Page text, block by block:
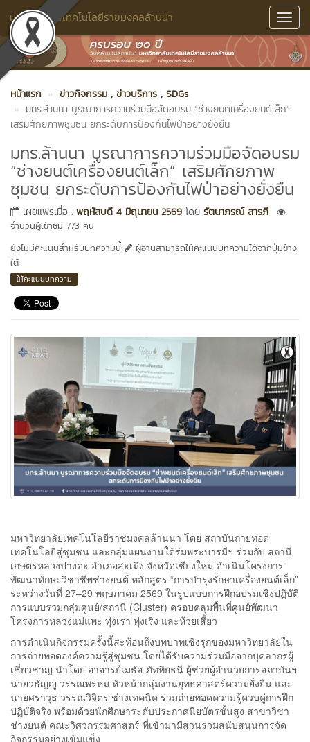
มหาวิทยาลัยเทคโนโลยีราชมงคลล้านนา
หน้าแรก ข่าวกิจกรรม , ข่าวบริการ , SDGs
มทร.ล้านนา บูรณาการความร่วมมือจัดอบรม “ช่างยนต์เครื่องยนต์เล็ก”
เสริมศักยภาพชุมชน ยกระดับการป้องกันไฟป่าอย่างยั่งยืน
มทร.ล้านนา บูรณาการความร่วมมือจัดอบรม
“ช่างยนต์เครื่องยนต์เล็ก” เสริมศักยภาพ
ชุมชน ยกระดับการป้องกันไฟป่าอย่างยั่งยืน
เผยแพร่เมื่อ : พฤหัสบดี 4 มิถุนายน 2569 โดย รัตนาภรณ์ สารภี
จำนวนผู้เข้าชม 773 คน
ยังไม่มีคะแนนสำหรับบทความนี้
ผู้อ่านสามารถให้คะแนนบทความได้จากปุ่มข้าง
ใต้
ให้คะแนนบทความ
มหาวิทยาลัยเทคโนโลยีราชมงคลล้านนา โดย สถาบันถ่ายทอด
เทคโนโลยีสู่ชุมชน และกลุ่มแผนงานใต้ร่มพระบารมีฯ ร่วมกับ สถานี
เกษตรหลวงปางดะ อำเภอสะเมิง จังหวัดเชียงใหม่ ดำเนินโครงการ
พัฒนาทักษะวิชาชีพช่างยนต์ หลักสูตร “การบำรุงรักษาเครื่องยนต์เล็ก”
ระหว่างวันที่ 27–29 พฤษภาคม 2569 ในรูปแบบการฝึกอบรมเชิงปฏิบัติ
การแบบรวมกลุ่มศูนย์/สถานี (Cluster) ครอบคลุมพื้นที่ศูนย์พัฒนา
โครงการหลวงแม่แพะ ทุ่งเรา ทุ่งเริง และห้วยเสี้ยว
การดำเนินกิจกรรมครั้งนี้สะท้อนถึงบทบาทเชิงรุกของมหาวิทยาลัยใน
การถ่ายทอดองค์ความรู้สู่ชุมชน โดยได้รับความร่วมมือจากบุคลากรผู้
เชี่ยวชาญ นำโดย อาจารย์เมธัส ภัททิยธนี ผู้ช่วยผู้อำนวยการสถาบันฯ
นายวธัญญู วรรณพรหม หัวหน้ากลุ่มงานยุทธศาสตร์ความยั่งยืน และ
นายศราวุธ วรรณวิจิตร ช่างเทคนิค ร่วมถ่ายทอดความรู้ควบคู่การฝึก
ปฏิบัติจริง พร้อมด้วยนักศึกษาระดับประกาศนียบัตรชั้นสูง สาขาวิชา
ช่างยนต์ คณะวิศวกรรมศาสตร์ ที่เข้ามามีส่วนร่วมสนับสนุนการจัด
กิจกรรมอย่างเข้มแข็ง